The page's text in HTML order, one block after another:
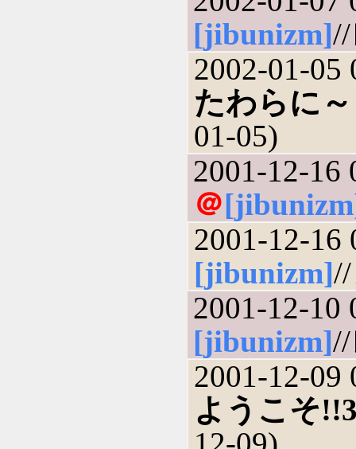
[jibunizm]
2002-01-05
たわらに～
01-05)
2001-12-16
＠
2001-12-16
[jibunizm]
2001-12-10
[jibunizm]
2001-12-09
ようこそ